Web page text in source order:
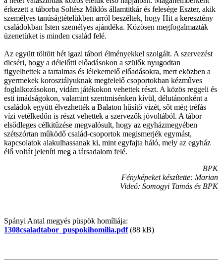
érkezett a táborba Soltész Miklós államtitkár és felesége Eszter, akik
személyes tanúságtételükben arról beszéltek, hogy Hit a keresztény
családokban Isten személyes ajándéka. Közösen megfogalmazták
üzenetüket is minden család felé.
Az együtt töltött hét igazi tábori élményekkel szolgált. A szervezést
dicséri, hogy a délelőtti előadásokon a szülők nyugodtan
figyelhettek a tartalmas és lélekemelő előadásokra, mert eközben a
gyermekek korosztályuknak megfelelő csoportokban kézműves
foglalkozásokon, vidám játékokon vehettek részt. A közös reggeli és
esti imádságokon, valamint szentmisénken kívül, délutánonként a
családok együtt élvezhették a Balaton hűsítő vizét, sőt még tréfás
vízi vetélkedőn is részt vehettek a szervezők jóvoltából. A tábor
elsődleges célkitűzése megvalósult, hogy az egyházmegyében
szétszórtan működő család-csoportok megismerjék egymást,
kapcsolatok alakulhassanak ki, mint egyfajta háló, mely az egyház
élő voltát jeleníti meg a társadalom felé.
BPK
Fényképeket készítette: Marian
Videó: Somogyi Tamás és BPK
Spányi Antal megyés püspök homíliája:
1308csaladtabor_puspokihomilia.pdf(88 kB)